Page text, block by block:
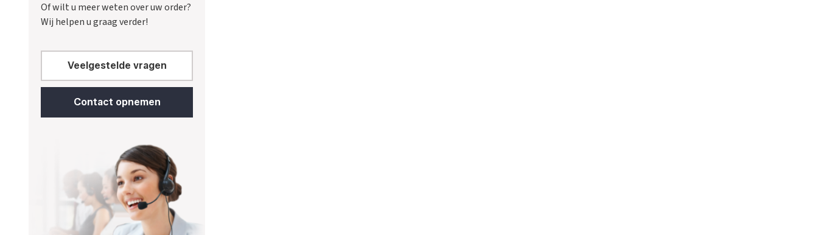
Of wilt u meer weten over uw order?
Wij helpen u graag verder!
Veelgestelde vragen
Contact opnemen